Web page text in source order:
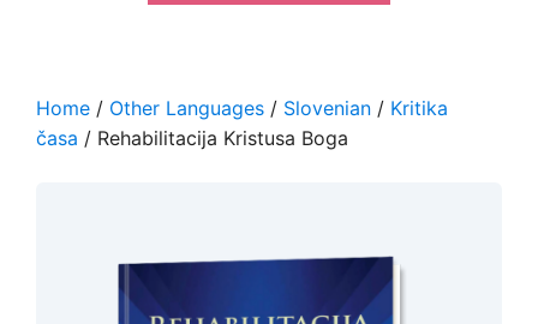
Home / Other Languages / Slovenian / Kritika
časa / Rehabilitacija Kristusa Boga